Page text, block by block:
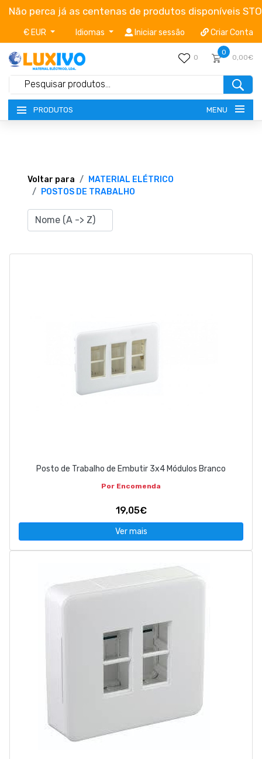
Não perca já as centenas de produtos disponíveis
€ EUR Idiomas Iniciar sessão Criar Conta
0
0
0,00€
PRODUTOS MENU
TERMOS E CONDIÇÕES
Voltar para
MATERIAL ELÉTRICO
POSTOS DE TRABALHO
Posto de Trabalho de Embutir 3x4 Módulos Branco
Por Encomenda
19,05€
Ver mais